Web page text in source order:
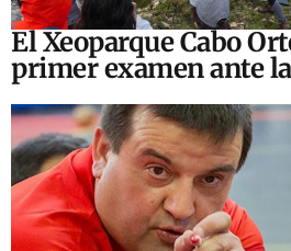
El Xeoparque Cabo
primer examen ante la